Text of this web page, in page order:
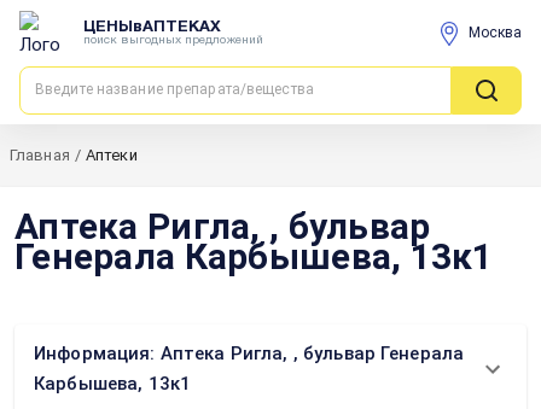
ЦЕНЫвАПТЕКАХ
поиск выгодных предложений Москва
Главная / Аптеки
Аптека Ригла, , бульвар
Генерала Карбышева, 13к1
Информация: Аптека Ригла, , бульвар Генерала
Карбышева, 13к1